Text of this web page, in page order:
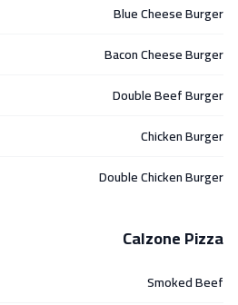
Blue Cheese Burger
Bacon Cheese Burger
Double Beef Burger
Chicken Burger
Double Chicken Burger
Calzone Pizza
Smoked Beef